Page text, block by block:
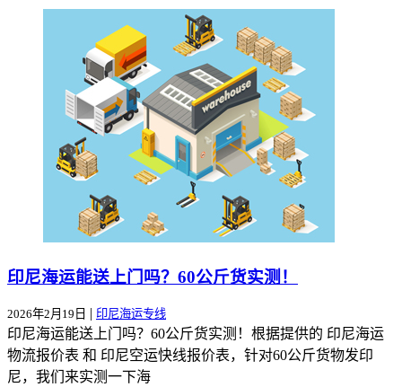
印尼海运能送上门吗？60公斤货实测！
2026年2月19日 | 印尼海运专线
印尼海运能送上门吗？60公斤货实测！根据提供的 印尼海运
物流报价表 和 印尼空运快线报价表，针对60公斤货物发印
尼，我们来实测一下海